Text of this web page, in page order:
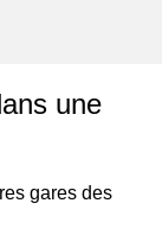
une
gares des